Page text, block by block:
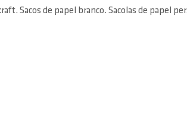
Sacos de papel branco. Sacolas de papel